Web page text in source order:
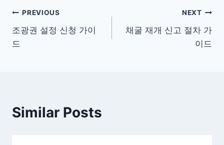
글
탐
PREVIOUS
조광권 설정 신청 가이
드
NEXT
채굴 재개 신고 절차 가
이드
Similar Posts